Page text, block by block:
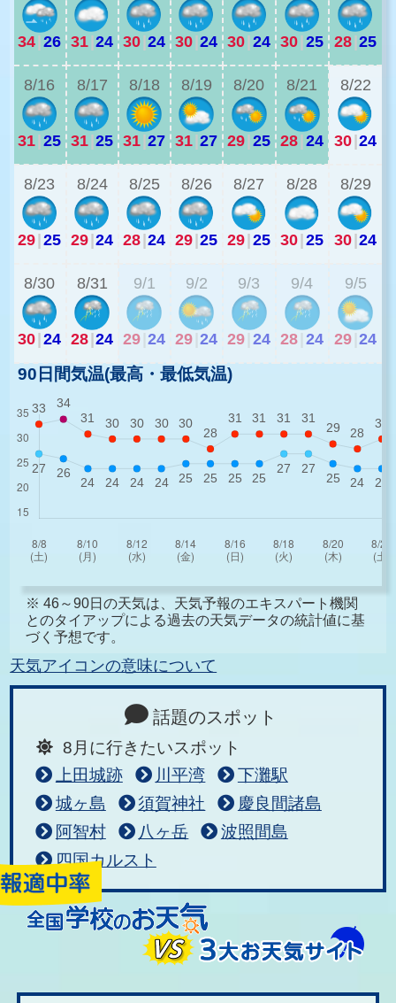
34|26 31|24 30|24 30|24 30|24 30|25 28|25
8/16
31|25
8/17
31|25
8/18
31|27
8/19
31|27
8/20
29|25
8/21
28|24
8/22
30|24
8/23
29|25
8/24
29|24
8/25
28|24
8/26
29|25
8/27
29|25
8/28
30|25
8/29
30|24
8/30
30|24
8/31
28|24
9/1
29 24
9/2
29 24
9/3
29 24
9/4
28 24
9/5
29 24
90日間気温(最高・最低気温)
※ 46～90日の天気は、天気予報のエキスパート機関
とのタイアップによる過去の天気データの統計値に基
づく予想です。
天気アイコンの意味について
話題のスポット
8月に行きたいスポット
上田城跡
川平湾
下灘駅
城ヶ島
須賀神社
慶良間諸島
阿智村
八ヶ岳
波照間島
四国カルスト